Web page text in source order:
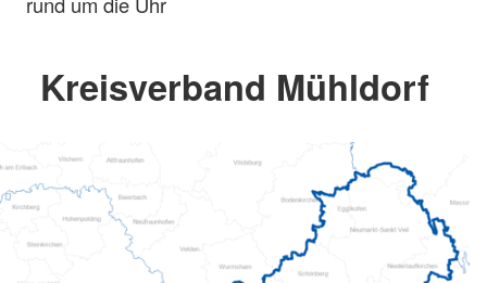
Kreisverband Mühldorf